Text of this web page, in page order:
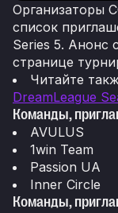
Организаторы
список
Series 5. Анонс
странице
Читайте
DreamLeague
Команды,
AVULUS
1win Team
Passion UA
Inner Circle
Команды,